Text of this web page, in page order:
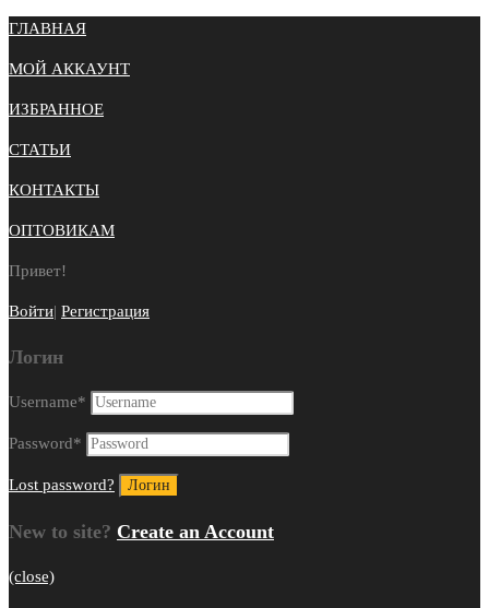
ГЛАВНАЯ
МОЙ АККАУНТ
ИЗБРАННОЕ
СТАТЬИ
КОНТАКТЫ
ОПТОВИКАМ
Привет!
Войти| Регистрация
Логин
Username*
Password*
Lost password?
New to site? Create an Account
(close)